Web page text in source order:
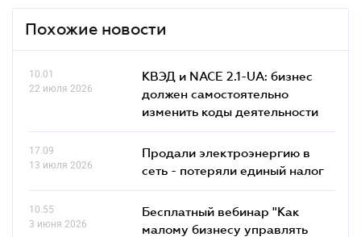
Похожие новости
10.01
22 июля 2026
КВЭД и NACE 2.1-UA: бизнес
должен самостоятельно
изменить коды деятельности
17.09
13 июля 2026
Продали электроэнергию в
сеть - потеряли единый налог
10.55
3 июня 2026
Бесплатный вебинар "Как
малому бизнесу управлять